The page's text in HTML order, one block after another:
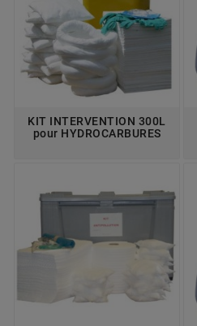
KIT INTERVENTION 300L
pour HYDROCARBURES